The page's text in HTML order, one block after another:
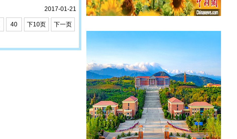
2017-01-21
40 下10页
下一页